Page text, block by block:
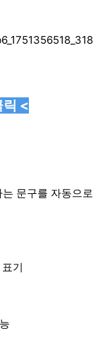
릭 <
문구를 자동으로
기